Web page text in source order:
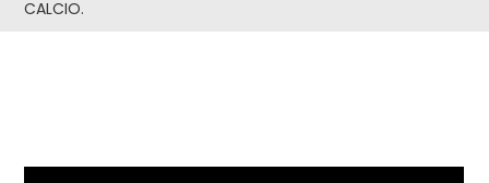
CALCIO.